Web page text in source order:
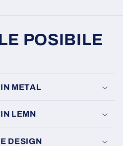
POSIBILE
METAL
LEMN
DESIGN